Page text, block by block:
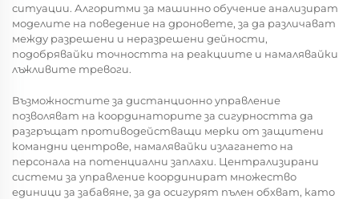
ситуации. Алгоритми за машинно обучение анализират
моделите на поведение на дроновете, за да различават
между разрешени и неразрешени дейности,
подобрявайки точността на реакциите и намалявайки
лъжливите тревоги.
Възможностите за дистанционно управление
позволяват на координаторите за сигурността да
разгръщат противодействащи мерки от защитени
командни центрове, намалявайки излагането на
персонала на потенциални заплахи. Централизирани
системи за управление координират множество
единици за забавяне, за да осигурят пълен обхват, като